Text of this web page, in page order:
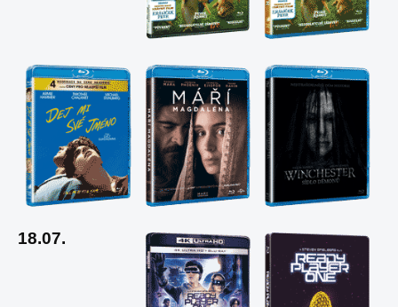
18.07.